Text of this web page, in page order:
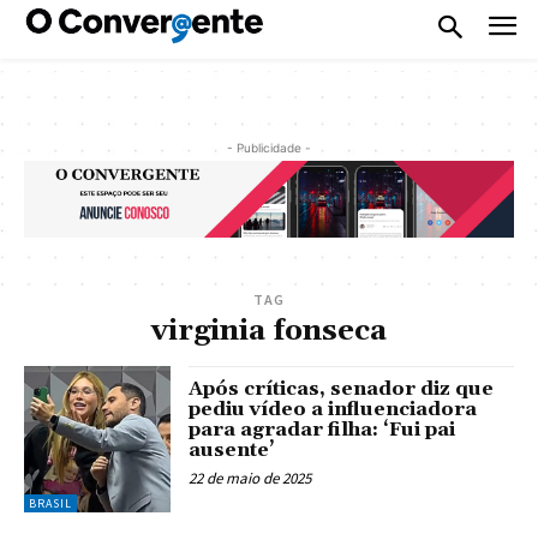
- Publicidade -
TAG
virginia fonseca
BRASIL
Após críticas, senador diz que
pediu vídeo a influenciadora
para agradar filha: ‘Fui pai
ausente’
22 de maio de 2025